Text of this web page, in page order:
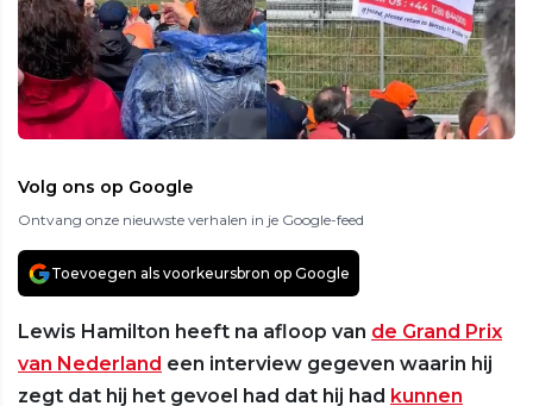
Volg ons op Google
Ontvang onze nieuwste verhalen in je Google-feed
Toevoegen als voorkeursbron op Google
Lewis Hamilton heeft na afloop van de Grand Prix
van Nederland een interview gegeven waarin hij
zegt dat hij het gevoel had dat hij had kunnen